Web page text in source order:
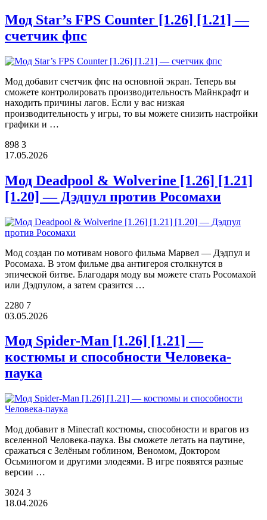
Мод Star’s FPS Counter [1.26] [1.21] —
счетчик фпс
Мод добавит счетчик фпс на основной экран. Теперь вы
сможете контролировать производительность Майнкрафт и
находить причины лагов. Если у вас низкая
производительность у игры, то вы можете снизить настройки
графики и …
898 3
17.05.2026
Мод Deadpool & Wolverine [1.26] [1.21]
[1.20] — Дэдпул против Росомахи
Мод создан по мотивам нового фильма Марвел — Дэдпул и
Росомаха. В этом фильме два антигероя столкнутся в
эпической битве. Благодаря моду вы можете стать Росомахой
или Дэдпулом, а затем сразится …
2280 7
03.05.2026
Мод Spider-Man [1.26] [1.21] —
костюмы и способности Человека-
паука
Мод добавит в Minecraft костюмы, способности и врагов из
вселенной Человека-паука. Вы сможете летать на паутине,
сражаться с Зелёным гоблином, Веномом, Доктором
Осьминогом и другими злодеями. В игре появятся разные
версии …
3024 3
18.04.2026